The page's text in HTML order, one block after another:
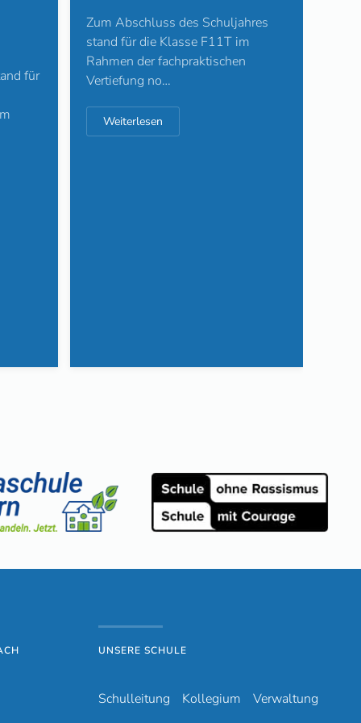
für
Zum Abschluss des Schuljahres
stand für die Klasse F11T im
Rahmen der fachpraktischen
Vertiefung no…
Weiterlesen
UNSERE SCHULE
Schulleitung Kollegium
Verwaltung